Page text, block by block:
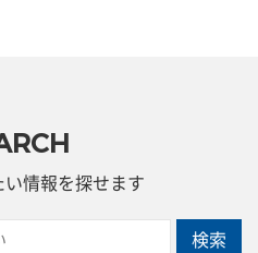
情報を探せます
検索